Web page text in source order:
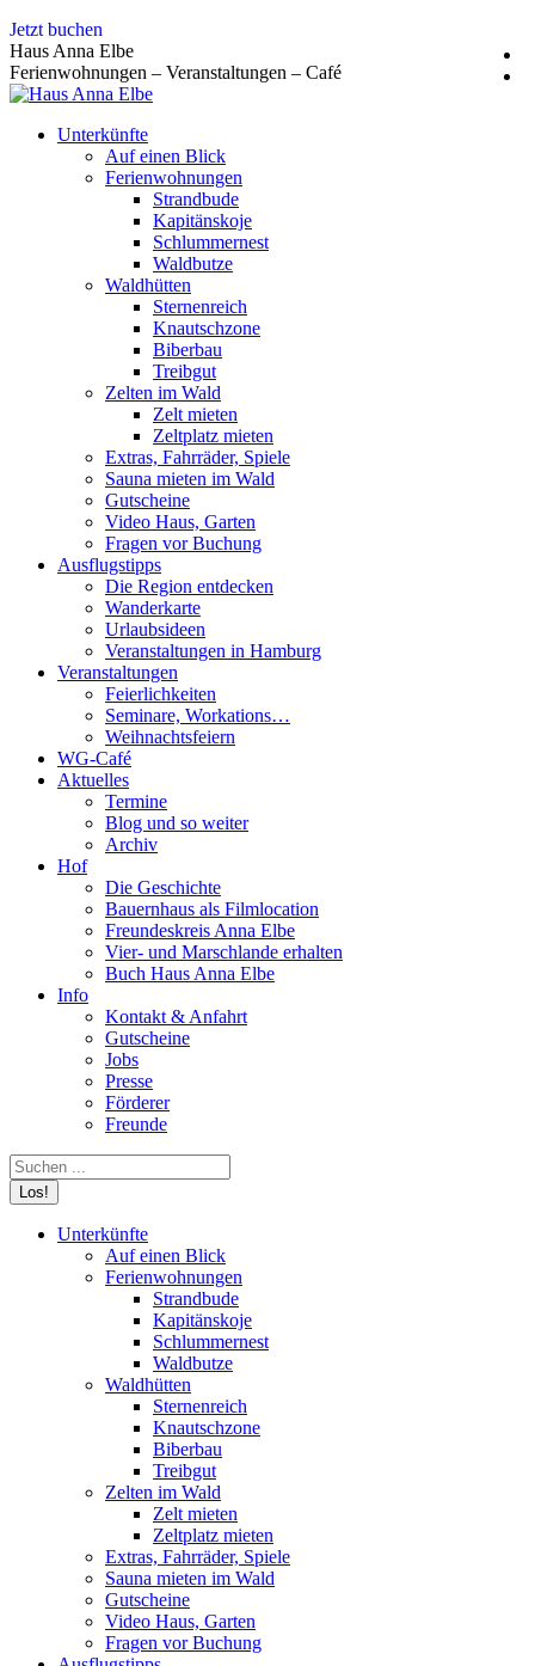
Zum
Inhalt
springen
Jetzt buchen
Haus Anna Elbe
Ferienwohnungen – Veranstaltungen – Café
Unterkünfte
Auf einen Blick
Ferienwohnungen
Strandbude
Kapitänskoje
Schlummernest
Waldbutze
Waldhütten
Sternenreich
Knautschzone
Biberbau
Treibgut
Zelten im Wald
Zelt mieten
Zeltplatz mieten
Extras, Fahrräder, Spiele
Sauna mieten im Wald
Gutscheine
Video Haus, Garten
Fragen vor Buchung
Ausflugstipps
Die Region entdecken
Wanderkarte
Urlaubsideen
Veranstaltungen in Hamburg
Veranstaltungen
Feierlichkeiten
Seminare, Workations…
Weihnachtsfeiern
WG-Café
Aktuelles
Termine
Blog und so weiter
Archiv
Hof
Die Geschichte
Bauernhaus als Filmlocation
Freundeskreis Anna Elbe
Vier- und Marschlande erhalten
Buch Haus Anna Elbe
Info
Kontakt & Anfahrt
Gutscheine
Jobs
Presse
Förderer
Freunde
Search:
Unterkünfte
Auf einen Blick
Ferienwohnungen
Strandbude
Kapitänskoje
Schlummernest
Waldbutze
Waldhütten
Sternenreich
Knautschzone
Biberbau
Treibgut
Zelten im Wald
Zelt mieten
Zeltplatz mieten
Extras, Fahrräder, Spiele
Sauna mieten im Wald
Gutscheine
Video Haus, Garten
Fragen vor Buchung